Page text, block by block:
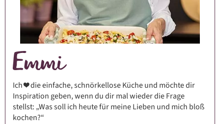
Ich ❤️ die einfache, schnörkellose Küche und möchte dir
Inspiration geben, wenn du dir mal wieder die Frage
stellst: „Was soll ich heute für meine Lieben und mich bloß
kochen?“